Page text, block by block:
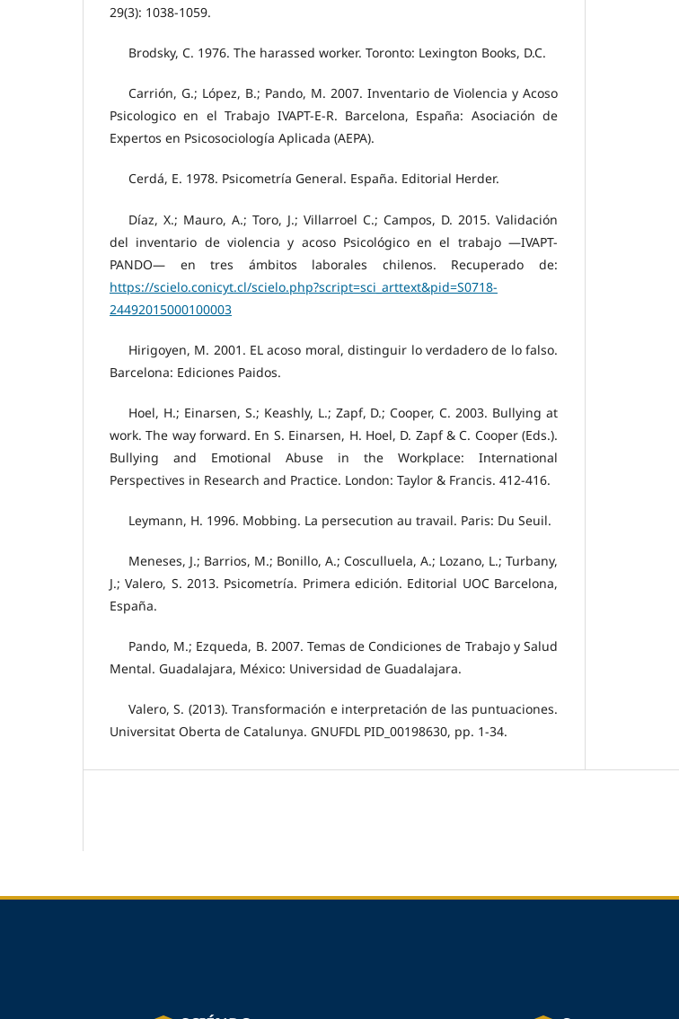
29(3): 1038-1059.
Brodsky, C. 1976. The harassed worker. Toronto: Lexington Books, D.C.
Carrión, G.; López, B.; Pando, M. 2007. Inventario de Violencia y Acoso
Psicologico en el Trabajo IVAPT-E-R. Barcelona, España: Asociación de
Expertos en Psicosociología Aplicada (AEPA).
Cerdá, E. 1978. Psicometría General. España. Editorial Herder.
Díaz, X.; Mauro, A.; Toro, J.; Villarroel C.; Campos, D. 2015. Validación
del inventario de violencia y acoso Psicológico en el trabajo —IVAPT-
PANDO— en tres ámbitos laborales chilenos. Recuperado de:
https://scielo.conicyt.cl/scielo.php?script=sci_arttext&pid=S0718-
24492015000100003
Hirigoyen, M. 2001. EL acoso moral, distinguir lo verdadero de lo falso.
Barcelona: Ediciones Paidos.
Hoel, H.; Einarsen, S.; Keashly, L.; Zapf, D.; Cooper, C. 2003. Bullying at
work. The way forward. En S. Einarsen, H. Hoel, D. Zapf & C. Cooper (Eds.).
Bullying and Emotional Abuse in the Workplace: International
Perspectives in Research and Practice. London: Taylor & Francis. 412-416.
Leymann, H. 1996. Mobbing. La persecution au travail. Paris: Du Seuil.
Meneses, J.; Barrios, M.; Bonillo, A.; Cosculluela, A.; Lozano, L.; Turbany,
J.; Valero, S. 2013. Psicometría. Primera edición. Editorial UOC Barcelona,
España.
Pando, M.; Ezqueda, B. 2007. Temas de Condiciones de Trabajo y Salud
Mental. Guadalajara, México: Universidad de Guadalajara.
Valero, S. (2013). Transformación e interpretación de las puntuaciones.
Universitat Oberta de Catalunya. GNUFDL PID_00198630, pp. 1-34.